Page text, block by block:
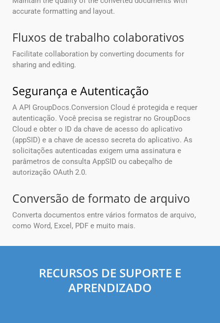
accurate formatting and layout.
Fluxos de trabalho colaborativos
Facilitate collaboration by converting documents for
sharing and editing.
Segurança e Autenticação
A API GroupDocs.Conversion Cloud é protegida e requer
autenticação. Você precisa se registrar no GroupDocs
Cloud e obter o ID da chave de acesso do aplicativo
(appSID) e a chave de acesso secreta do aplicativo. As
solicitações autenticadas exigem uma assinatura e
parâmetros de consulta AppSID ou cabeçalho de
autorização OAuth 2.0.
Conversão de formato de arquivo
Converta documentos entre vários formatos de arquivo,
como Word, Excel, PDF e muito mais.
RECURSOS DE SUPORTE E
APRENDIZADO